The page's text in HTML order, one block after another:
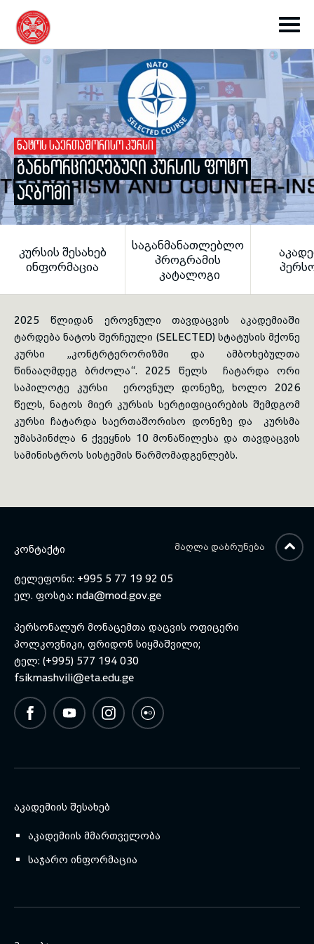
toggle submenu
toggle submenu
toggle submenu
toggle submenu
ᲜᲐᲢᲝᲡ ᲡᲐᲔᲠᲗᲐᲨᲝᲠᲘᲡᲝ ᲙᲣᲠᲡᲘ
ᲒᲐᲜᲮᲝᲠᲪᲘᲔᲚᲔᲑᲣᲚᲘ ᲙᲣᲠᲡᲘᲡ ᲤᲝᲢᲝ
ᲐᲚᲑᲝᲛᲘ
ᲙᲣᲠᲡᲘᲡ ᲨᲔᲡᲐᲮᲔᲑ
ᲘᲜᲤᲝᲠᲛᲐᲪᲘᲐ
ᲡᲐᲒᲐᲜᲛᲐᲜᲐᲗᲚᲔᲑᲚᲝ
ᲞᲠᲝᲒᲠᲐᲛᲘᲡ
ᲙᲐᲢᲐᲚᲝᲒᲘ
2025 წლიდან ეროვნული თავდაცვის აკადემიაში
ტარდება ნატოს შერჩეული (SELECTED) სტატუსის მქონე
კურსი „კონტრტერორიზმი და ამბოხებულთა
წინააღმდეგ ბრძოლა“. 2025 წელს ჩატარდა ორი
საპილოტე კურსი ეროვნულ დონეზე, ხოლო 2026
წელს, ნატოს მიერ კურსის სერტიფიცირების შემდგომ
კურსი ჩატარდა საერთაშორისო დონეზე და კურსმა
უმასპინძლა 6 ქვეყნის 10 მონაწილესა და თავდაცვის
სამინისტროს სისტემის წარმომადგენლებს.
ᲙᲝᲜᲢᲐᲥᲢᲘ
ტელეფონი: +995 5 77 19 92 05
ელ. ფოსტა: nda@mod.gov.ge
პერსონალურ მონაცემთა დაცვის ოფიცერი
პოლკოვნიკი, ფრიდონ სიყმაშვილი;
ტელ: (+995) 577 194 030
fsikmashvili@eta.edu.ge
ᲐᲙᲐᲓᲔᲛᲘᲘᲡ ᲨᲔᲡᲐᲮᲔᲑ
აკადემიის მმართველობა
საჯარო ინფორმაცია
ᲛᲐᲦᲚᲐ ᲓᲐᲑᲠᲣᲜᲔᲑᲐ